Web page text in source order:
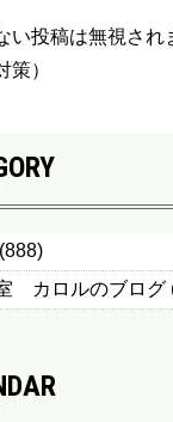
い投稿は無視さ
策）
(888)
カロルのブログ